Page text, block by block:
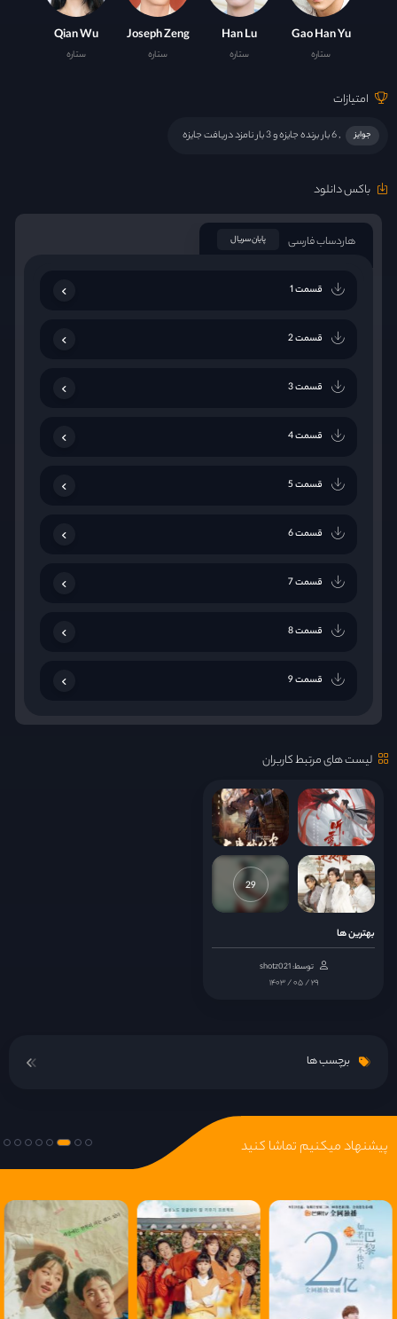
Gao Han Yu
ستاره
Han Lu
ستاره
Joseph Zeng
ستاره
Qian Wu
ستاره
امتیازات
جوایز , 6 بار برنده جایزه و 3 بار نامزد دریافت جایزه
باکس دانلود
هاردساب فارسی پایان سریال
قسمت 1
قسمت 2
قسمت 3
قسمت 4
قسمت 5
قسمت 6
قسمت 7
قسمت 8
قسمت 9
قسمت 10
قسمت 12
قسمت 13
قسمت 15
قسمت 18
قسمت 20
قسمت 21
لیست های مرتبط کاربران
29
بهترین ها
توسط: shotz021
۱۴۰۳ / ۰۵ / ۲۹
برچسب ها
پیشنهاد میکنیم تماشا کنید